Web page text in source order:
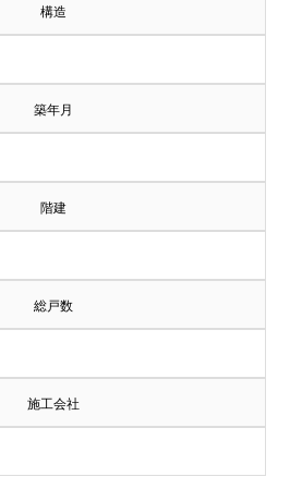
構造
築年月
階建
総戸数
施工会社